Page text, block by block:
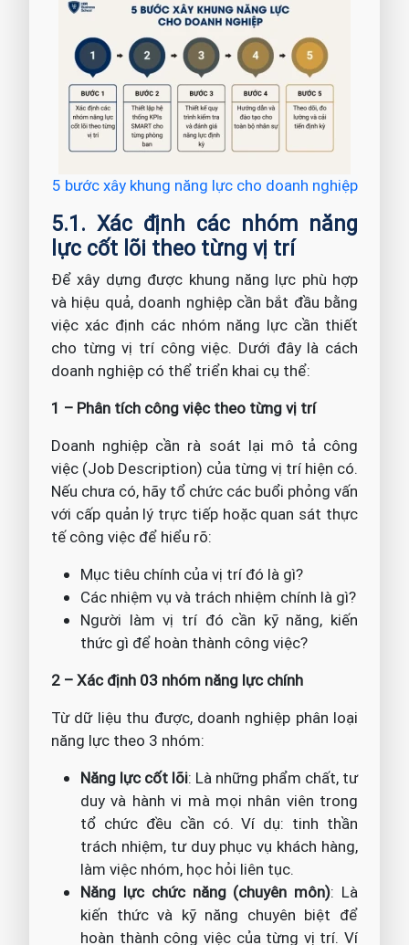
5 bước xây khung năng lực cho doanh nghiệp
5.1. Xác định các nhóm năng
lực cốt lõi theo từng vị trí
Để xây dựng được khung năng lực phù hợp
và hiệu quả, doanh nghiệp cần bắt đầu bằng
việc xác định các nhóm năng lực cần thiết
cho từng vị trí công việc. Dưới đây là cách
doanh nghiệp có thể triển khai cụ thể:
1 – Phân tích công việc theo từng vị trí
Doanh nghiệp cần rà soát lại mô tả công
việc (Job Description) của từng vị trí hiện có.
Nếu chưa có, hãy tổ chức các buổi phỏng vấn
với cấp quản lý trực tiếp hoặc quan sát thực
tế công việc để hiểu rõ:
Mục tiêu chính của vị trí đó là gì?
Các nhiệm vụ và trách nhiệm chính là gì?
Người làm vị trí đó cần kỹ năng, kiến
thức gì để hoàn thành công việc?
2 – Xác định 03 nhóm năng lực chính
Từ dữ liệu thu được, doanh nghiệp phân loại
năng lực theo 3 nhóm:
Năng lực cốt lõi: Là những phẩm chất, tư
duy và hành vi mà mọi nhân viên trong
tổ chức đều cần có. Ví dụ: tinh thần
trách nhiệm, tư duy phục vụ khách hàng,
làm việc nhóm, học hỏi liên tục.
Năng lực chức năng (chuyên môn): Là
kiến thức và kỹ năng chuyên biệt để
hoàn thành công việc của từng vị trí. Ví